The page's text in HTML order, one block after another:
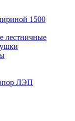
1500
лестничные
ЛЭП